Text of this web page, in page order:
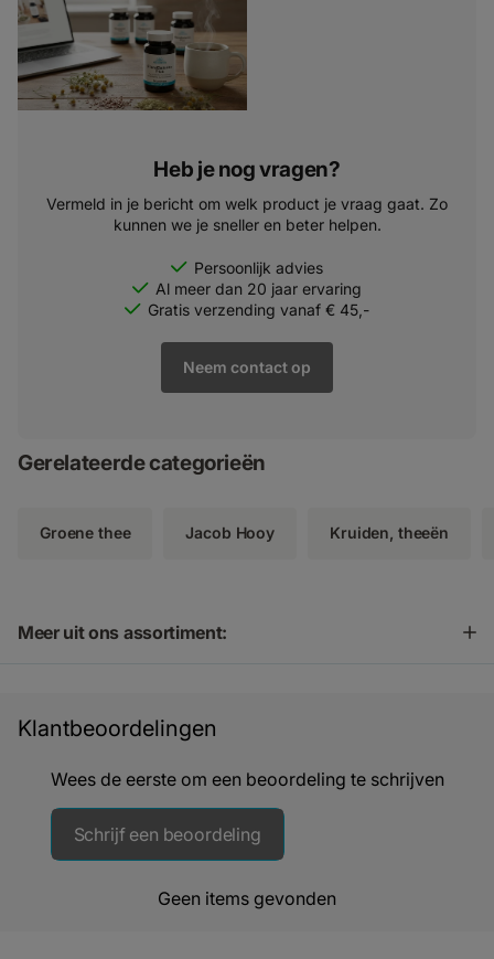
Heb je nog vragen?
Vermeld in je bericht om welk product je vraag gaat. Zo
kunnen we je sneller en beter helpen.
Persoonlijk advies
Al meer dan 20 jaar ervaring
Gratis verzending vanaf € 45,-
Neem contact op
Gerelateerde categorieën
Groene thee Jacob Hooy Kruiden, theeën
Meer uit ons assortiment:
Klantbeoordelingen
Wees de eerste om een beoordeling te schrijven
Schrijf een beoordeling
Geen items gevonden